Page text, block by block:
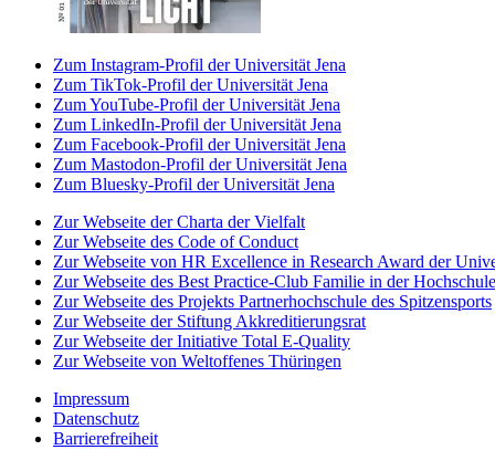
Zum Instagram-Profil der Universität Jena
Zum TikTok-Profil der Universität Jena
Zum YouTube-Profil der Universität Jena
Zum LinkedIn-Profil der Universität Jena
Zum Facebook-Profil der Universität Jena
Zum Mastodon-Profil der Universität Jena
Zum Bluesky-Profil der Universität Jena
Zur Webseite der Charta der Vielfalt
Zur Webseite des Code of Conduct
Zur Webseite von HR Excellence in Research Award der
Zur Webseite des Best Practice-Club Familie in der Hochschule
Zur Webseite des Projekts Partnerhochschule des Spitzensports
Zur Webseite der Stiftung Akkreditierungsrat
Zur Webseite der Initiative Total E-Quality
Zur Webseite von Weltoffenes Thüringen
Impressum
Datenschutz
Barrierefreiheit